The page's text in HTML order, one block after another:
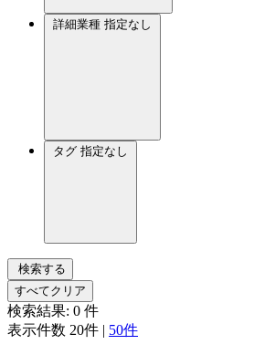
詳細業種 指定なし
タグ 指定なし
検索する
すべてクリア
検索結果: 0 件
表示件数 20件 | 50件